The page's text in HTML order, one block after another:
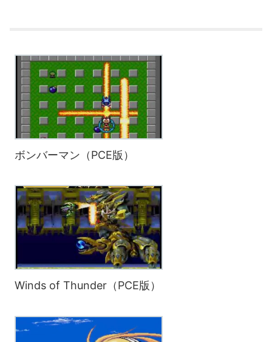
ボンバーマン（PCE版）
Winds of Thunder（PCE版）